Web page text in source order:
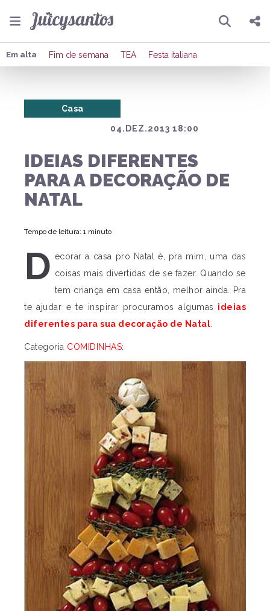
Pesquisar
Compartilhar
Publicar no X
Em alta Fim de semana TEA Festa italiana
04.DEZ.2013 18:00
Casa
IDEIAS DIFERENTES
PARA A DECORAÇÃO DE
NATAL
Tempo de leitura: 1 minuto
D ecorar a casa pro Natal é, pra mim, uma das
coisas mais divertidas de se fazer. Quando se
tem criança em casa então, melhor ainda. Pra
te ajudar e te inspirar procuramos algumas ideias
diferentes para sua decoração de Natal
Categoria COMIDINHAS: